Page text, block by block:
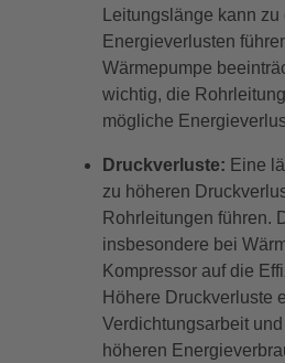
Leitungslänge kann
Energieverlusten
Wärmepumpe
wichtig, die
mögliche
Druckverluste: Eine
zu höheren
Rohrleitungen führen.
insbesondere bei
Kompressor auf die
Höhere Druckverluste
Verdichtungsarbeit
höheren